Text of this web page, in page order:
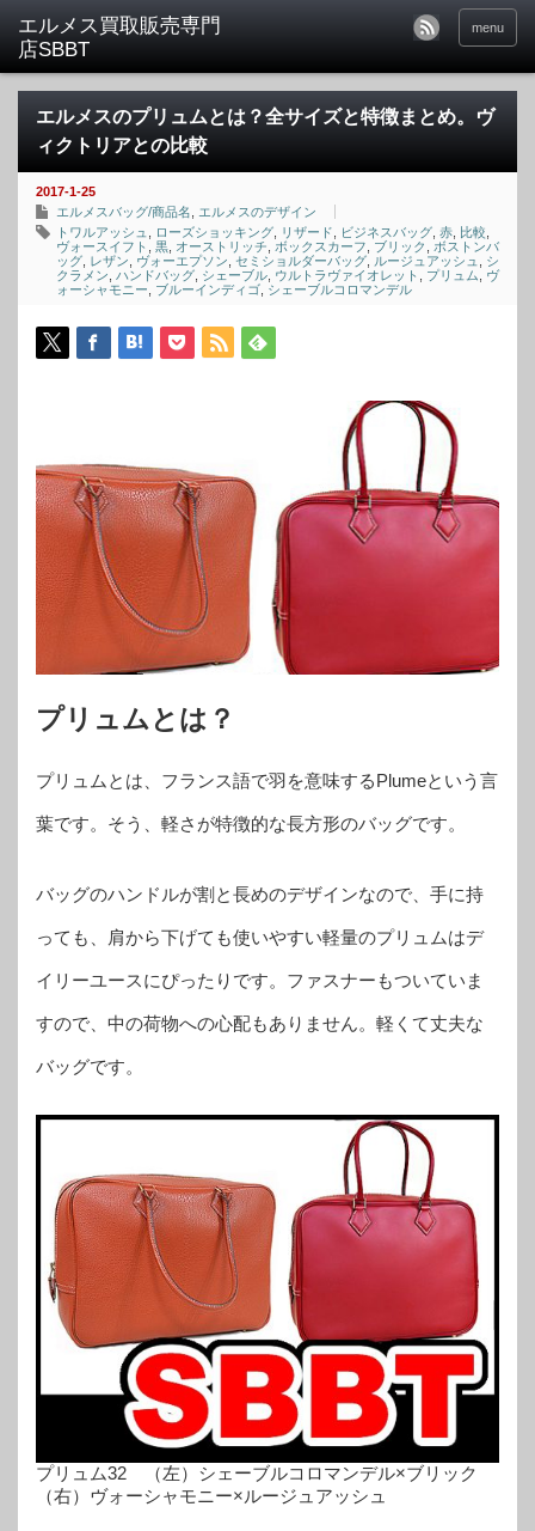
menu
エルメスのプリュムとは？全サイズと特徴まとめ。ヴ
ィクトリアとの比較
2017-1-25
エルメスバッグ/商品名
エルメスのデザイン
トワルアッシュ
ローズショッキング リザード ビジネスバッグ 赤 比較
ヴォースイフト
黒 オーストリッチ ボックスカーフ ブリック
ボストンバ
ッグ レザン ヴォーエプソン セミショルダーバッグ ルージュアッシュ
シ
クラメン ハンドバッグ シェーブル ウルトラヴァイオレット プリュム
ヴ
ォーシャモニー
ブルーインディゴ シェーブルコロマンデル
プリュムとは？
プリュムとは、フランス語で羽を意味するPlumeという言
葉です。そう、軽さが特徴的な長方形のバッグです。
バッグのハンドルが割と長めのデザインなので、手に持
っても、肩から下げても使いやすい軽量のプリュムはデ
イリーユースにぴったりです。ファスナーもついていま
すので、中の荷物への心配もありません。軽くて丈夫な
バッグです。
プリュム32 （左）シェーブルコロマンデル×ブリック
（右）ヴォーシャモニー×ルージュアッシュ